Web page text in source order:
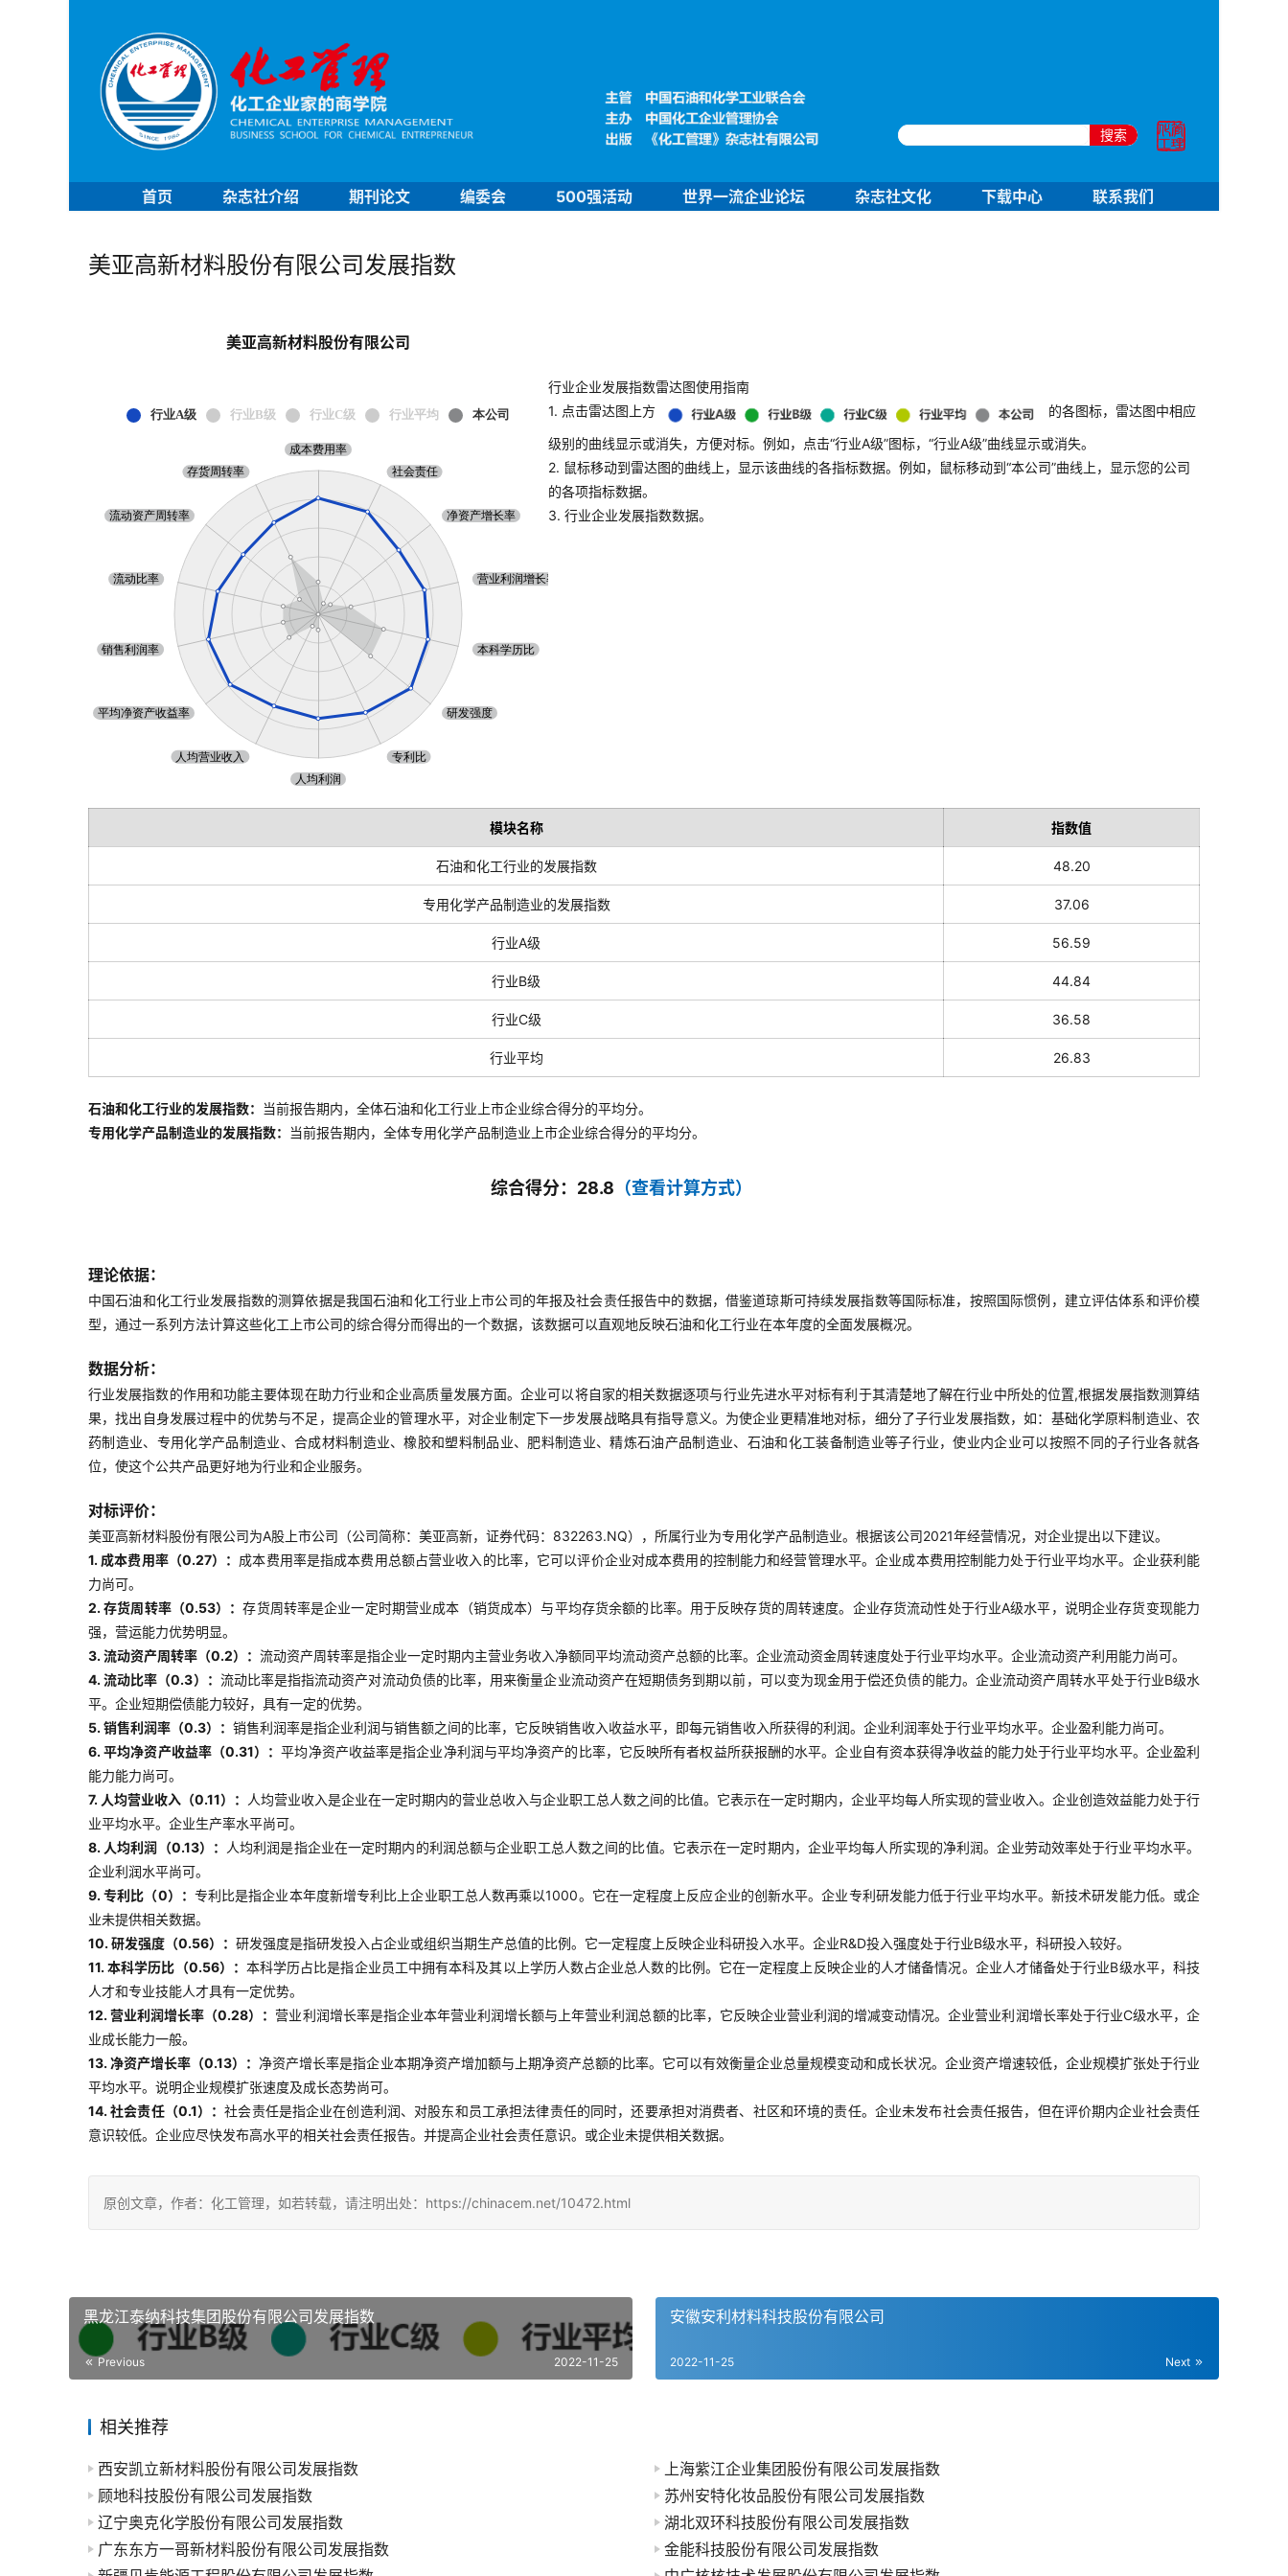
搜索
首页 杂志社介绍 期刊论文 编委会 500强活动 世界一流企业论坛 杂志社文化 下载中心 联系我们
美亚高新材料股份有限公司发展指数
美亚高新材料股份有限公司
行业企业发展指数雷达图使用指南
1. 点击雷达图上方
的各图标，雷达图中相应
级别的曲线显示或消失，方便对标。例如，点击“行业A级”图标，“行业A级”曲线显示或消失。
2. 鼠标移动到雷达图的曲线上，显示该曲线的各指标数据。例如，鼠标移动到“本公司”曲线上，显示您的公司
的各项指标数据。
3. 行业企业发展指数数据。
模块名称 指数值
石油和化工行业的发展指数 48.20
专用化学产品制造业的发展指数 37.06
行业A级 56.59
行业B级 44.84
行业C级 36.58
行业平均 26.83
石油和化工行业的发展指数： 当前报告期内，全体石油和化工行业上市企业综合得分的平均分。
专用化学产品制造业的发展指数： 当前报告期内，全体专用化学产品制造业 上市企业综合得分的平均分。
综合得分：28.8 （查看计算方式）
理论依据：
中国石油和化工行业发展指数的测算依据是我国石油和化工行业上市公司的年报及社会责任报告中的数据，借鉴道琼斯可持续发展指数等国际标准，按照国际惯例，建立评估体系和评价模
型，通过一系列方法计算这些化工上市公司的综合得分而得出的一个数据，该数据可以直观地反映石油和化工行业在本年度的全面发展概况。
数据分析：
行业发展指数的作用和功能主要体现在助力行业和企业高质量发展方面。企业可以将自家的相关数据逐项与行业先进水平对标有利于其清楚地了解在行业中所处的位置,根据发展指数测算结
果，找出自身发展过程中的优势与不足，提高企业的管理水平，对企业制定下一步发展战略具有指导意义。为使企业更精准地对标，细分了子行业发展指数，如：基础化学原料制造业、农
药制造业、专用化学产品制造业、合成材料制造业、橡胶和塑料制品业、肥料制造业、精炼石油产品制造业、石油和化工装备制造业等子行业，使业内企业可以按照不同的子行业各就各
位，使这个公共产品更好地为行业和企业服务。
对标评价：
美亚高新材料股份有限公司为A股上市公司（公司简称：美亚高新，证券代码：832263.NQ），所属行业为专用化学产品制造业。根据该公司2021年经营情况，对企业提出以下建议。
1. 成本费用率（0.27）： 成本费用率是指成本费用总额占营业收入的比率，它可以评价企业对成本费用的控制能力和经营管理水平。企业成本费用控制能力处于行业平均水平。企业获利能
力尚可。
2. 存货周转率（0.53）：存货周转率是企业一定时期营业成本（销货成本）与平均存货余额的比率。用于反映存货的周转速度。企业存货流动性处于行业A级水平，说明企业存货变现能力
强，营运能力优势明显。
3. 流动资产周转率（0.2）： 流动资产周转率是指企业一定时期内主营业务收入净额同平均流动资产总额的比率。企业流动资金周转速度处于行业平均水平。企业流动资产利用能力尚可。
4. 流动比率（0.3）： 流动比率是指指流动资产对流动负债的比率，用来衡量企业流动资产在短期债务到期以前，可以变为现金用于偿还负债的能力。企业流动资产周转水平处于行业B级水
平。企业短期偿债能力较好，具有一定的优势。
5. 销售利润率（0.3）： 销售利润率是指企业利润与销售额之间的比率，它反映销售收入收益水平，即每元销售收入所获得的利润。企业利润率处于行业平均水平。企业盈利能力尚可。
6. 平均净资产收益率（0.31）：平均净资产收益率是指企业净利润与平均净资产的比率，它反映所有者权益所获报酬的水平。企业自有资本获得净收益的能力处于行业平均水平。企业盈利
能力能力尚可。
7. 人均营业收入（0.11）：
人均营业收入是企业在一定时期内的营业总收入与企业职工总人数之间的比值。它表示在一定时期内，企业平均每人所实现的营业收入。企业创造效益能力处于行
业平均水平。企业生产率水平尚可。
8. 人均利润（0.13）：
人均利润是指企业在一定时期内的利润总额与企业职工总人数之间的比值。它表示在一定时期内，企业平均每人所实现的净利润。企业劳动效率处于行业平均水平。
企业利润水平尚可。
9. 专利比（0）： 专利比是指企业本年度新增专利比上企业职工总人数再乘以1000。它在一定程度上反应企业的创新水平。企业专利研发能力低于行业平均水平。新技术研发能力低。或企
业未提供相关数据。
10. 研发强度（0.56）： 研发强度是指研发投入占企业或组织当期生产总值的比例。它一定程度上反映企业科研投入水平。企业R&D投入强度处于行业B级水平，科研投入较好。
11. 本科学历比（0.56）： 本科学历占比是指企业员工中拥有本科及其以上学历人数占企业总人数的比例。它在一定程度上反映企业的人才储备情况。企业人才储备处于行业B级水平，科技
人才和专业技能人才具有一定优势。
12. 营业利润增长率（0.28）：营业利润增长率是指企业本年营业利润增长额与上年营业利润总额的比率，它反映企业营业利润的增减变动情况。企业营业利润增长率处于行业C级水平，企
业成长能力一般。
13. 净资产增长率（0.13）： 净资产增长率是指企业本期净资产增加额与上期净资产总额的比率。它可以有效衡量企业总量规模变动和成长状况。企业资产增速较低，企业规模扩张处于行业
平均水平。说明企业规模扩张速度及成长态势尚可。
14. 社会责任（0.1）：社会责任是指企业在创造利润、对股东和员工承担法律责任的同时，还要承担对消费者、社区和环境的责任。企业未发布社会责任报告，但在评价期内企业社会责任
意识较低。企业应尽快发布高水平的相关社会责任报告。并提高企业社会责任意识。或企业未提供相关数据。
原创文章，作者：化工管理，如若转载，请注明出处：https://chinacem.net/10472.html
黑龙江泰纳科技集团股份有限公司发展指数
Previous 2022-11-25
安徽安利材料科技股份有限公司
Next
2022-11-25
相关推荐
西安凯立新材料股份有限公司发展指数
上海紫江企业集团股份有限公司发展指数
顾地科技股份有限公司发展指数
苏州安特化妆品股份有限公司发展指数
辽宁奥克化学股份有限公司发展指数
湖北双环科技股份有限公司发展指数
广东东方一哥新材料股份有限公司发展指数
金能科技股份有限公司发展指数